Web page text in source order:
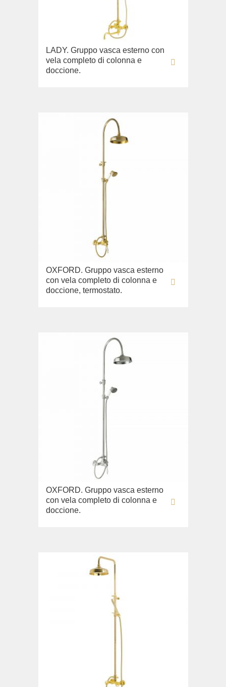
LADY. Gruppo vasca esterno con
vela completo di colonna e
doccione.
OXFORD. Gruppo vasca esterno
con vela completo di colonna e
doccione, termostato.
OXFORD. Gruppo vasca esterno
con vela completo di colonna e
doccione.